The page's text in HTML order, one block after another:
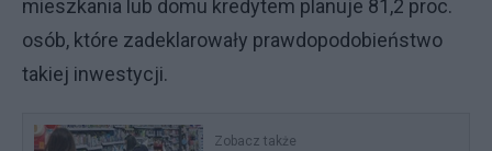
mieszkania lub domu kredytem planuje 81,2 proc.
osób, które zadeklarowały prawdopodobieństwo
takiej inwestycji.
Zobacz także